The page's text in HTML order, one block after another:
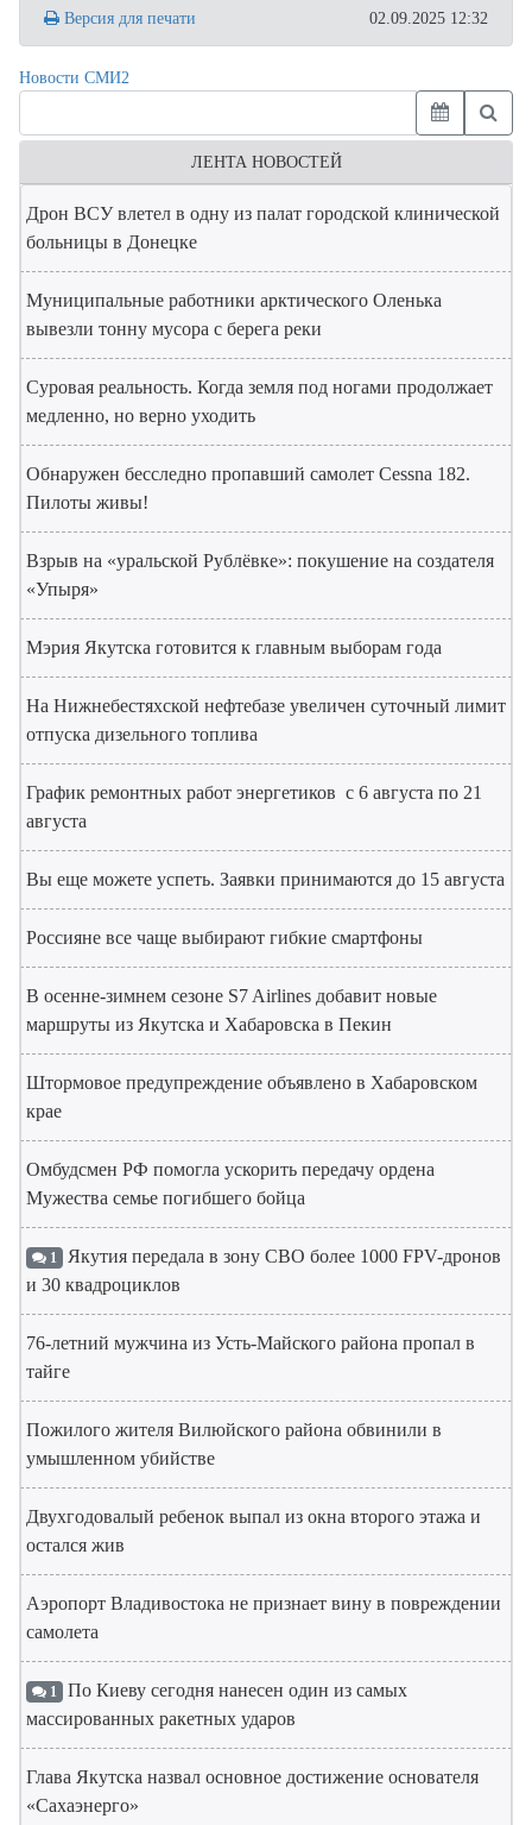
Версия для печати 02.09.2025 12:32
Новости СМИ2
ЛЕНТА НОВОСТЕЙ
Дрон ВСУ влетел в одну из палат городской клинической
больницы в Донецке
Муниципальные работники арктического Оленька
вывезли тонну мусора с берега реки
Суровая реальность. Когда земля под ногами продолжает
медленно, но верно уходить
Обнаружен бесследно пропавший самолет Cessna 182.
Пилоты живы!
Взрыв на «уральской Рублёвке»: покушение на создателя
«Упыря»
Мэрия Якутска готовится к главным выборам года
На Нижнебестяхской нефтебазе увеличен суточный лимит
отпуска дизельного топлива
График ремонтных работ энергетиков с 6 августа по 21
августа
Вы еще можете успеть. Заявки принимаются до 15 августа
Россияне все чаще выбирают гибкие смартфоны
В осенне-зимнем сезоне S7 Airlines добавит новые
маршруты из Якутска и Хабаровска в Пекин
Штормовое предупреждение объявлено в Хабаровском
крае
Омбудсмен РФ помогла ускорить передачу ордена
Мужества семье погибшего бойца
1 Якутия передала в зону СВО более 1000 FPV-дронов
и 30 квадроциклов
76-летний мужчина из Усть-Майского района пропал в
тайге
Пожилого жителя Вилюйского района обвинили в
умышленном убийстве
Двухгодовалый ребенок выпал из окна второго этажа и
остался жив
Аэропорт Владивостока не признает вину в повреждении
самолета
1 По Киеву сегодня нанесен один из самых
массированных ракетных ударов
Глава Якутска назвал основное достижение основателя
«Сахаэнерго»